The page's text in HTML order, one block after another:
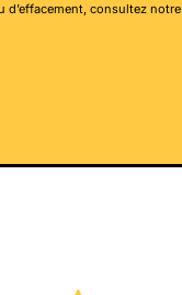
d’effacement, consultez notre